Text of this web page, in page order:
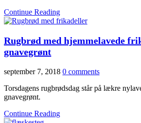
Continue Reading
Rugbrød med hjemmelavede
gnavegrønt
september 7, 2018 0 comments
Torsdagens rugbrødsdag står på lækre
gnavegrønt.
Continue Reading